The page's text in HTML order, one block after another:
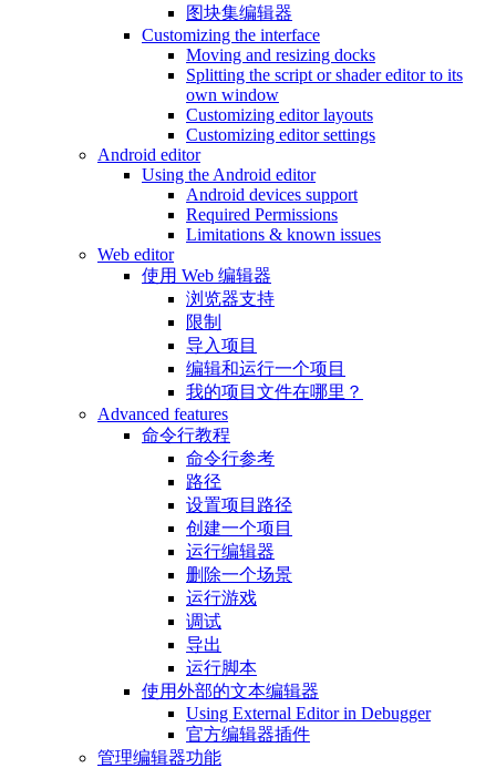
图块集编辑器
Customizing the interface
Moving and resizing docks
Splitting the script or shader editor to its
own window
Customizing editor layouts
Customizing editor settings
Android editor
Using the Android editor
Android devices support
Required Permissions
Limitations & known issues
Web editor
使用 Web 编辑器
浏览器支持
限制
导入项目
编辑和运行一个项目
我的项目文件在哪里？
Advanced features
命令行教程
命令行参考
路径
设置项目路径
创建一个项目
运行编辑器
删除一个场景
运行游戏
调试
导出
运行脚本
使用外部的文本编辑器
Using External Editor in Debugger
官方编辑器插件
管理编辑器功能